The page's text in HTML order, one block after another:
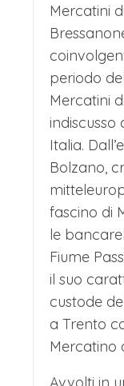
suo
Un
diventa
I
Trento,
doppio
I
Mercatini
periodo
Mercatini
indiscusso
Italia.
Bolzano,
fascino di
le
Fiume
il suo
custode
a Trento
Mercatino
Avvolti in